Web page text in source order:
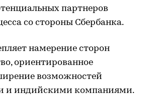
партнеров
со стороны Сбербанка.
намерение сторон
ориентированное
возможностей
и индийскими компаниями.